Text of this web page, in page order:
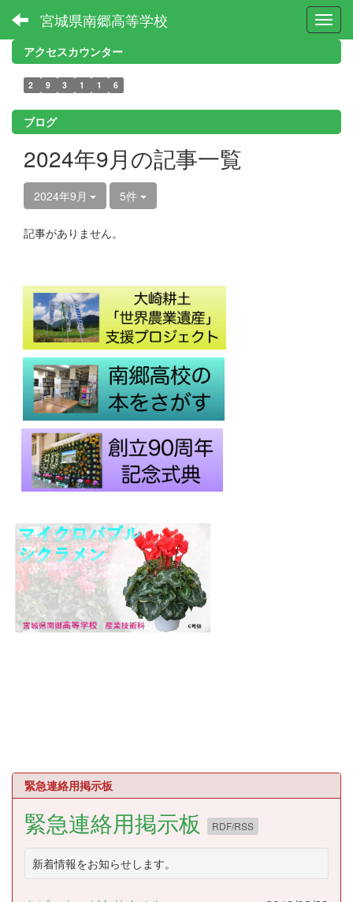
宮城県南郷高等学校
アクセスカウンター
2 9 3 1 1 6
ブログ
2024年9月の記事一覧
2024年9月 5件
記事がありません。
緊急連絡用掲示板
緊急連絡用掲示板 RDF/RSS
新着情報をお知らせします。